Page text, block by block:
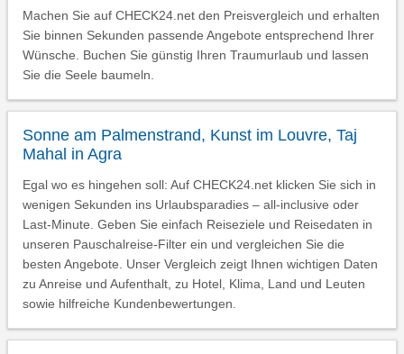
Machen Sie auf CHECK24.net den Preisvergleich und erhalten
Sie binnen Sekunden passende Angebote entsprechend Ihrer
Wünsche. Buchen Sie günstig Ihren Traumurlaub und lassen
Sie die Seele baumeln.
Sonne am Palmenstrand, Kunst im Louvre, Taj
Mahal in Agra
Egal wo es hingehen soll: Auf CHECK24.net klicken Sie sich in
wenigen Sekunden ins Urlaubsparadies – all-inclusive oder
Last-Minute. Geben Sie einfach Reiseziele und Reisedaten in
unseren Pauschalreise-Filter ein und vergleichen Sie die
besten Angebote. Unser Vergleich zeigt Ihnen wichtigen Daten
zu Anreise und Aufenthalt, zu Hotel, Klima, Land und Leuten
sowie hilfreiche Kundenbewertungen.